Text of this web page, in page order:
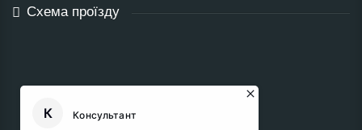
Схема проїзду